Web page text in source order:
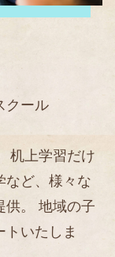
クール
机上学習だけ
など、様々な
供。 地域の子
トいたしま